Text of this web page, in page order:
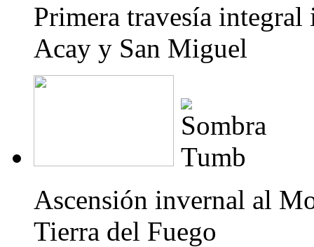
Primera travesía
Acay y San Miguel
Ascensión invernal al
Tierra del Fuego